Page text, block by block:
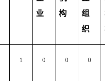
业
构
组
织
1 0 0 0